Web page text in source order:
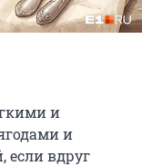
и
и
если вдруг